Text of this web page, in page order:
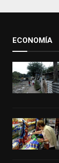
ECONOMÍA